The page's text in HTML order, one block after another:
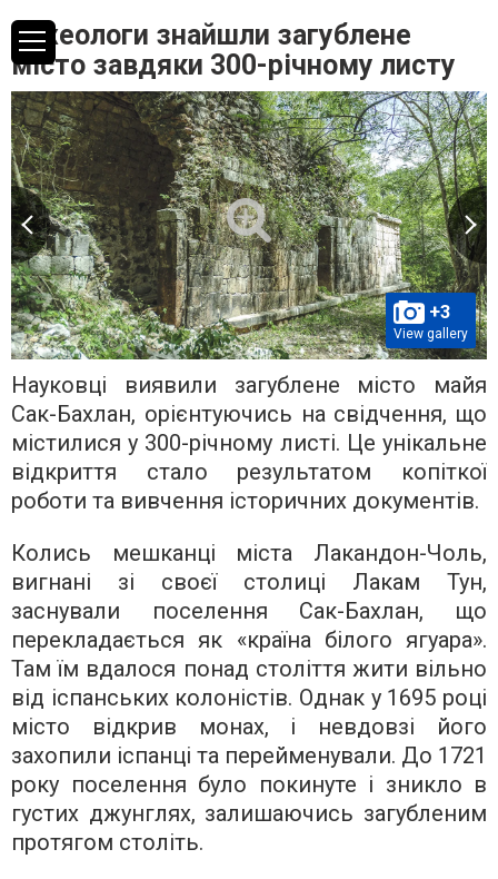
Археологи знайшли загублене
місто завдяки 300-річному листу
+3
View gallery
Науковці виявили загублене місто майя
Сак-Бахлан, орієнтуючись на свідчення, що
містилися у 300-річному листі. Це унікальне
відкриття стало результатом копіткої
роботи та вивчення історичних документів.
Колись мешканці міста Лакандон-Чоль,
вигнані зі своєї столиці Лакам Тун,
заснували поселення Сак-Бахлан, що
перекладається як «країна білого ягуара».
Там їм вдалося понад століття жити вільно
від іспанських колоністів. Однак у 1695 році
місто відкрив монах, і невдовзі його
захопили іспанці та перейменували. До 1721
року поселення було покинуте і зникло в
густих джунглях, залишаючись загубленим
протягом століть.